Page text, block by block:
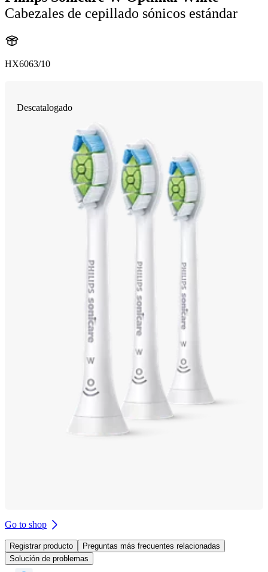
Cabezales de cepillado sónicos estándar
HX6063/10
Descatalogado
Go to shop
Registrar producto
Preguntas más frecuentes relacionadas
Solución de problemas